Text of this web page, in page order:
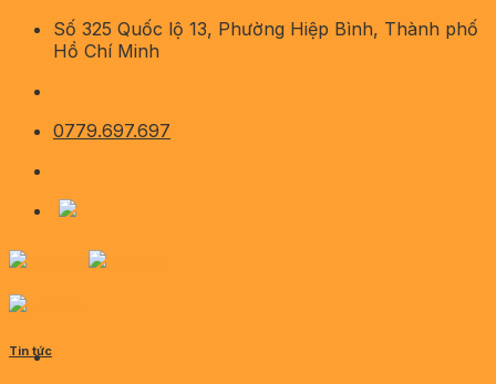
Skip
Số 325 Quốc lộ 13, Phường Hiệp Bình, Thành phố
Hồ Chí Minh
0779.697.697
Tin tức